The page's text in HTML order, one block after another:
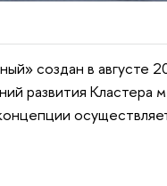
создан в августе
развития Кластера